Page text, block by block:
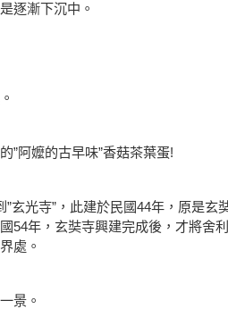
逐漸下沉中。
”阿嬤的古早味”香菇茶葉蛋!
”玄光寺”，此建於民國44年，原是玄
54年，玄奘寺興建完成後，才將舍
處。
景。